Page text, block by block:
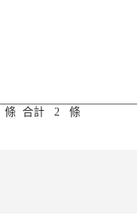
條 合計 2 條